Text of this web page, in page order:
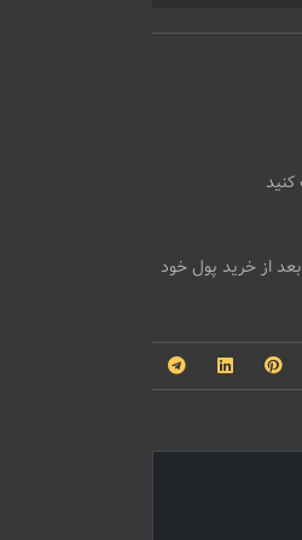
از خرید پول خود